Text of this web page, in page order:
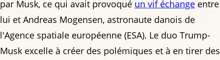
par Musk, ce qui avait provoqué un vif échange entre
lui et Andreas Mogensen, astronaute danois de
l'Agence spatiale européenne (ESA). Le duo Trump-
Musk excelle à créer des polémiques et à en tirer des